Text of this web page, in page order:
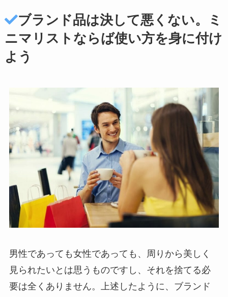
ブランド品は決して悪くない。ミ
ニマリストならば使い方を身に付け
よう
男性であっても女性であっても、周りから美しく
見られたいとは思うものですし、それを捨てる必
要は全くありません。上述したように、ブランド